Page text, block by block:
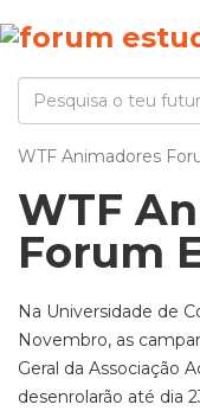
WTF Animadores
WTF
Forum
Na Universidade de
Novembro, as
Geral da Associação
desenrolarão até dia